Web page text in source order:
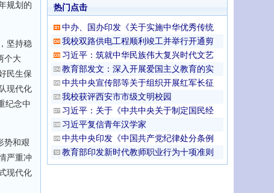
规划的
坚持稳
个大
民生保
现代化
纪念中
势和艰
严重冲
现代化
热门点击
中办、国办印发《关于实施中华优秀传统
我校双路供电工程顺利竣工并举行开通剪
习近平：筑就中华民族伟大复兴时代文艺
教育部发文：深入开展爱国主义教育的实
中共中央宣传部等关于组织开展红军长征
我校获评西安市市级文明校园
习近平：关于《中共中央关于制定国民经
习近平复信青年汉学家
中共中央印发《中国共产党纪律处分条例
教育部印发新时代教师职业行为十项准则